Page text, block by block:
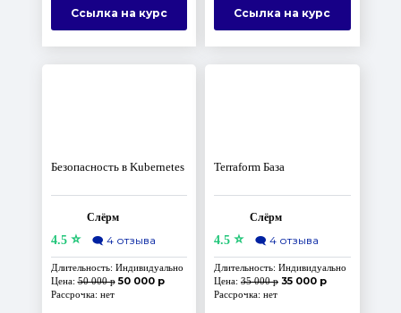
Ссылка на курс Ссылка на курс
Безопасность в Kubernetes
Слёрм
4.5⭐ 🗨️ 4 отзыва
Длительность: Индивидуально
Цена:50 000 р 50 000 р
Рассрочка: нет
Terraform База
Слёрм
4.5 ⭐ 🗨️ 4 отзыва
Длительность: Индивидуально
Цена: 35 000 р 35 000 р
Рассрочка: нет